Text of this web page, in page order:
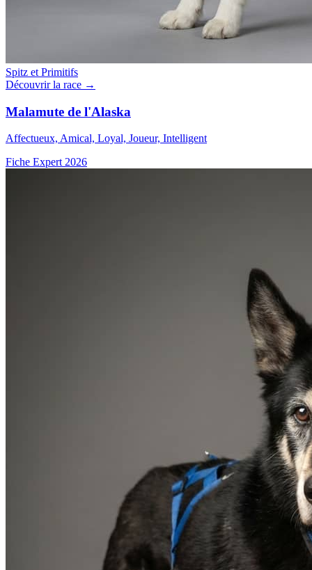
Spitz et Primitifs
Découvrir la race →
Malamute de l'Alaska
Affectueux, Amical, Loyal, Joueur, Intelligent
Fiche Expert 2026